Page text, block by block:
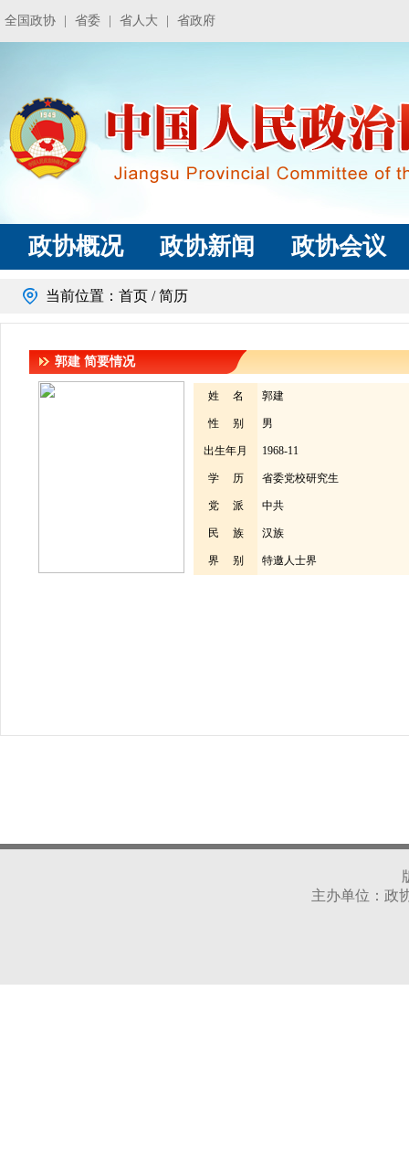
全国政协 省委 省人大 省政府
政协概况 政协新闻 政协会议
当前位置： 首页 / 简历
郭建 简要情况
姓 名 郭建
性 别 男
出生年月 1968-11
学 历 省委党校研究生
党 派 中共
民 族 汉族
界 别 特邀人士界
主办单位：